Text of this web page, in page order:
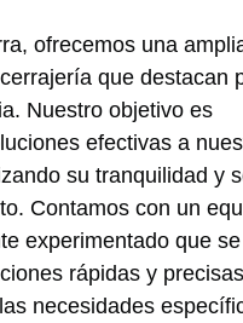
ofrecemos una
que destacan
Nuestro objetivo es
efectivas a
su tranquilidad y
Contamos con un
experimentado que
rápidas y
necesidades